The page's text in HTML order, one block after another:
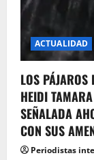
ACTUALIDAD
LOS PÁJAROS
HEIDI
SEÑALADA
CON SUS
Periodistas